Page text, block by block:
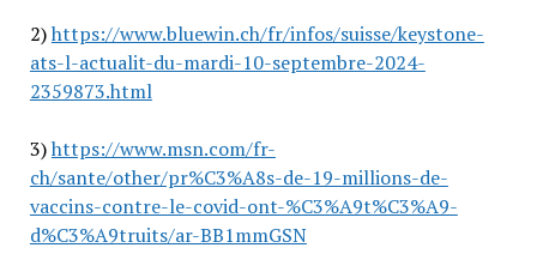
2)https://www.bluewin.ch/fr/infos/suisse/keystone-
ats-l-actualit-du-mardi-10-septembre-2024-
2359873.html
3)https://www.msn.com/fr-
ch/sante/other/pr%C3%A8s-de-19-millions-de-
vaccins-contre-le-covid-ont-%C3%A9t%C3%A9-
d%C3%A9truits/ar-BB1mmGSN